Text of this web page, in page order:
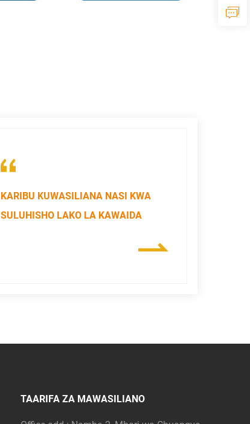
KARIBU KUWASILIANA NASI KWA
SULUHISHO LAKO LA KAWAIDA
TAARIFA ZA MAWASILIANO